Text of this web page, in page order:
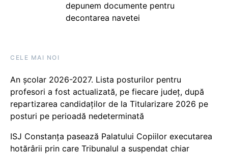
depunem documente pentru
decontarea navetei
CELE MAI NOI
An școlar 2026-2027. Lista posturilor pentru
profesori a fost actualizată, pe fiecare județ, după
repartizarea candidaților de la Titularizare 2026 pe
posturi pe perioadă nedeterminată
ISJ Constanța pasează Palatului Copiilor executarea
hotărârii prin care Tribunalul a suspendat chiar